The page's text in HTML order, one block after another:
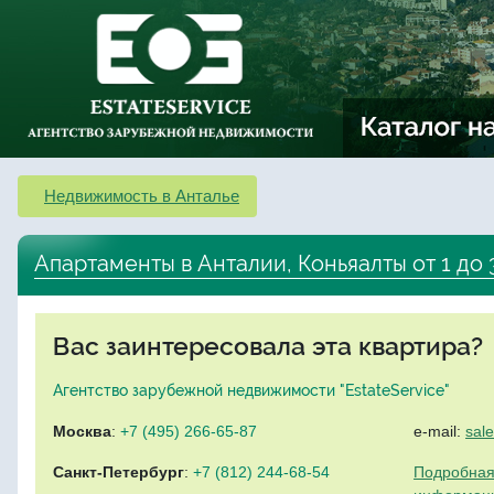
Недвижимость в Анталье
Апартаменты в Анталии, Коньяалты от 1 до
Вас заинтересовала эта квартира?
Агентство зарубежной недвижимости "EstateService"
Москва: +7 (495) 266-65-87
Санкт-Петербург: +7 (812) 244-68-54
e-mail: